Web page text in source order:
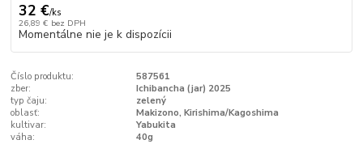
32 €/ks
26,89 € bez DPH
Momentálne nie je k dispozícii
Číslo produktu:
587561
zber:
Ichibancha (jar) 2025
typ čaju:
zelený
oblasť:
Makizono, Kirishima/Kagoshima
kultivar:
Yabukita
váha:
40g